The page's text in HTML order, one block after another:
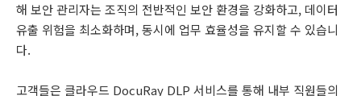
해 보안 관리자는 조직의 전반적인 보안 환경을 강화하고, 데이터
유출 위험을 최소화하며, 동시에 업무 효율성을 유지할 수 있습니
다.
고객들은 클라우드 DocuRay DLP 서비스를 통해 내부 직원들의